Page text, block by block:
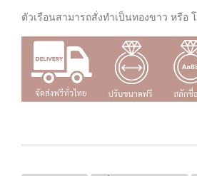
ตัวเรือนสามารถสั่งทำเป็นทองขาว หรือ